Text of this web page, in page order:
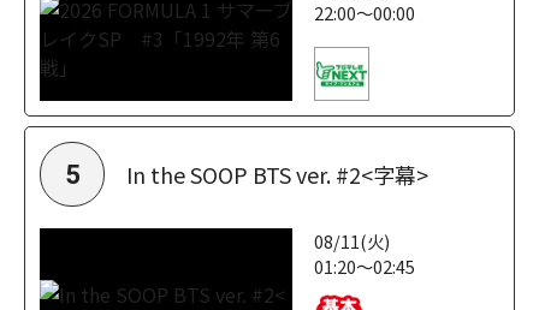
22:00～00:00
5 In the SOOP BTS ver. #2<字幕>
08/11(火)
01:20～02:45